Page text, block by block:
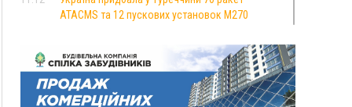
ATACMS та 12 пускових установок M270
20:25
На Буковині біля межі з Прикарпаттям
зафіксували землетрус
16:25
До +30°C і майже без опадів: синоптики